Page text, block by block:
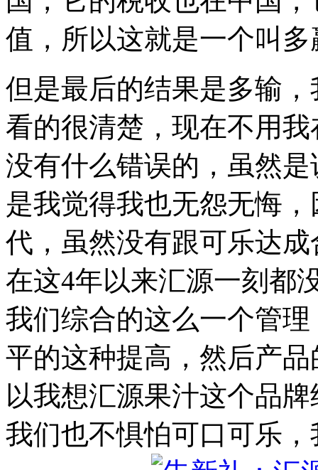
值，所以这就是一个叫多
但是最后的结果是多输
看的很清楚，现在不用
没有什么错误的，虽然
是我觉得我也无怨无悔
代，虽然没有跟可乐达
在这4年以来汇源一刻都
我们综合的这么一个管
平的这种提高，然后产
以我想汇源果汁这个品
我们也不惧怕可口可乐